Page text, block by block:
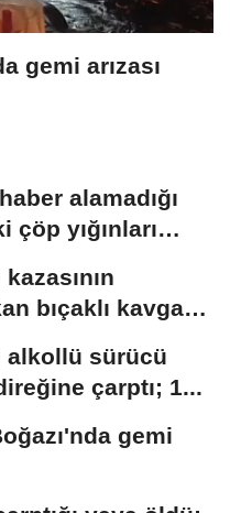
gemi arızası
alamadığı
çöp yığınları
bıçaklı kavga
alkollü sürücü
çarptı; 1...
gemi